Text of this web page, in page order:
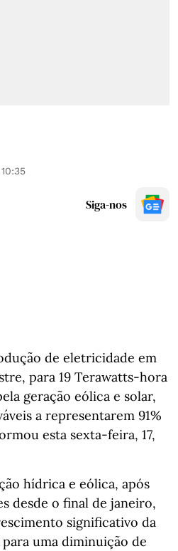
Siga-nos
de eletricidade em
para 19 Terawatts-hora
geração eólica e solar,
a representarem 91%
esta sexta-feira, 17,
hídrica e eólica, após
desde o final de janeiro,
significativo da
uma diminuição de